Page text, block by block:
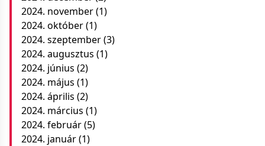
2024. november(1)
2024. október(1)
2024. szeptember(3)
2024. augusztus (1)
2024. június (2)
2024. május (1)
2024. április (2)
2024. március (1)
2024. február(5)
2024. január(1)